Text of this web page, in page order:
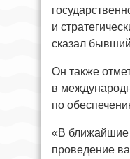
и
сказал
Он также
в
по
«В ближайшие
проведение